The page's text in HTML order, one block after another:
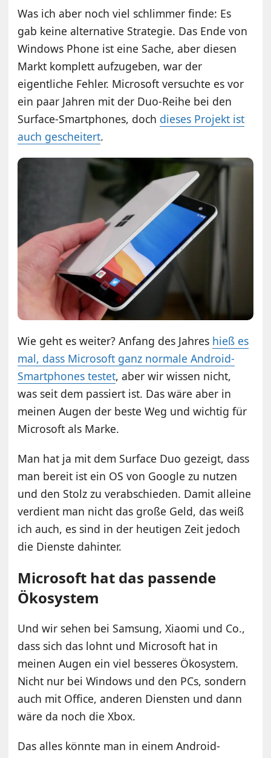
Was ich aber noch viel schlimmer finde: Es
gab keine alternative Strategie. Das Ende von
Windows Phone ist eine Sache, aber diesen
Markt komplett aufzugeben, war der
eigentliche Fehler. Microsoft versuchte es vor
ein paar Jahren mit der Duo-Reihe bei den
Surface-Smartphones, doch dieses Projekt ist
auch gescheitert.
Wie geht es weiter? Anfang des Jahres hieß es
mal, dass Microsoft ganz normale Android-
Smartphones testet, aber wir wissen nicht,
was seit dem passiert ist. Das wäre aber in
meinen Augen der beste Weg und wichtig für
Microsoft als Marke.
Man hat ja mit dem Surface Duo gezeigt, dass
man bereit ist ein OS von Google zu nutzen
und den Stolz zu verabschieden. Damit alleine
verdient man nicht das große Geld, das weiß
ich auch, es sind in der heutigen Zeit jedoch
die Dienste dahinter.
Microsoft hat das passende
Ökosystem
Und wir sehen bei Samsung, Xiaomi und Co.,
dass sich das lohnt und Microsoft hat in
meinen Augen ein viel besseres Ökosystem.
Nicht nur bei Windows und den PCs, sondern
auch mit Office, anderen Diensten und dann
wäre da noch die Xbox.
Das alles könnte man in einem Android-